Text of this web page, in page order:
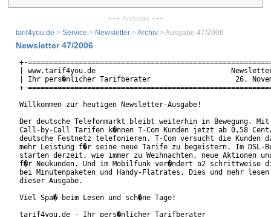
+++ Anzeige +++
tarif4you.de > Service > Newsletter >Archiv > Ausgabe 47/2006
Newsletter 47/2006
+-
| www.tarif4you.de                                Newsletter
| Ihr pers�nlicher Tarifberater                    26.
+-
Willkommen zur heutigen Newsletter-Ausgabe!
Der deutsche Telefonmarkt bleibt weiterhin in Bewegung.
Call-by-Call Tarifen k�nnen T-Com Kunden jetzt ab 0,58
deutsche Festnetz telefonieren. T-Com versucht die Kunden
mehr Leistung f�r seine neue Tarife zu begeistern. Im DSL-
starten derzeit, wie immer zu Weihnachten, neue Aktionen
f�r Neukunden. Und im Mobilfunk ver�ndert o2 schrittweise
bei Minutenpaketen und Handy-Flatrates. Dies und mehr
dieser Ausgabe.
Viel Spa� beim Lesen und sch�ne Tage!
tarif4you.de - Ihr pers�nlicher Tarifberater